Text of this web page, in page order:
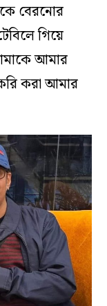
বেরনোর
গিয়ে
আমার
করা আমার